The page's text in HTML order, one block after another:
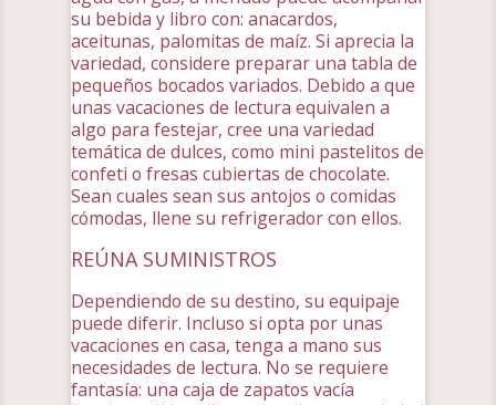
su bebida y libro con: anacardos,
aceitunas, palomitas de maíz. Si aprecia la
variedad, considere preparar una tabla de
pequeños bocados variados. Debido a que
unas vacaciones de lectura equivalen a
algo para festejar, cree una variedad
temática de dulces, como mini pastelitos de
confeti o fresas cubiertas de chocolate.
Sean cuales sean sus antojos o comidas
cómodas, llene su refrigerador con ellos.
REÚNA SUMINISTROS
Dependiendo de su destino, su equipaje
puede diferir. Incluso si opta por unas
vacaciones en casa, tenga a mano sus
necesidades de lectura. No se requiere
fantasía: una caja de zapatos vacía